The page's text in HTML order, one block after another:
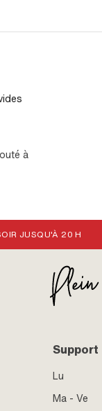
à
JUSQU'À 20 H
Support
Lu
Ma - Ve